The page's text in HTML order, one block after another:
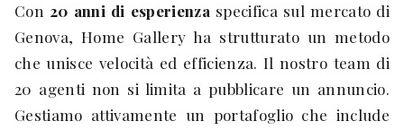
Con 20 anni di esperienza specifica sul mercato di
Genova, Home Gallery ha strutturato un metodo
che unisce velocità ed efficienza. Il nostro team di
20 agenti non si limita a pubblicare un annuncio.
Gestiamo attivamente un portafoglio che include